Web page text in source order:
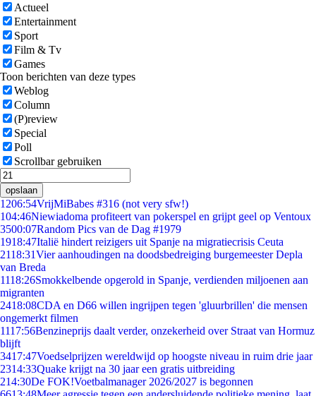
Actueel
Entertainment
Sport
Film & Tv
Games
Toon berichten van deze types
Weblog
Column
(P)review
Special
Poll
Scrollbar gebruiken
opslaan
1206:54VrijMiBabes #316 (not very sfw!)
104:46Niewiadoma profiteert van pokerspel en grijpt geel op Ventoux
3500:07Random Pics van de Dag #1979
1918:47Italië hindert reizigers uit Spanje na migratiecrisis Ceuta
2118:31Vier aanhoudingen na doodsbedreiging burgemeester Depla
van Breda
1118:26Smokkelbende opgerold in Spanje, verdienden miljoenen aan
migranten
2418:08CDA en D66 willen ingrijpen tegen 'gluurbrillen' die mensen
ongemerkt filmen
1117:56Benzineprijs daalt verder, onzekerheid over Straat van Hormuz
blijft
3417:47Voedselprijzen wereldwijd op hoogste niveau in ruim drie jaar
2314:33Quake krijgt na 30 jaar een gratis uitbreiding
214:30De FOK!Voetbalmanager 2026/2027 is begonnen